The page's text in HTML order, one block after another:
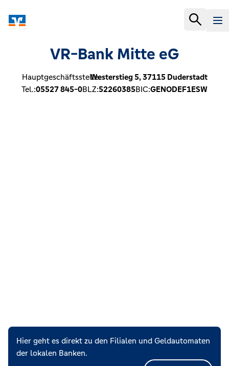
VR-Bank Mitte eG
Hauptgeschäftsstelle:Westerstieg 5,37115 Duderstadt
Tel.:05527 845-0BLZ:52260385BIC:GENODEF1ESW
Hier geht es direkt zu den Filialen und Geldautomaten
der lokalen Banken.